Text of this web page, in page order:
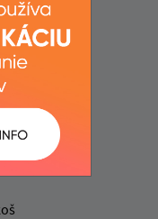
15:30
18:00
- 13:00